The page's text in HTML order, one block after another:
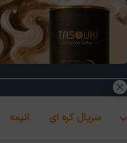
سریال کره ای انیمه